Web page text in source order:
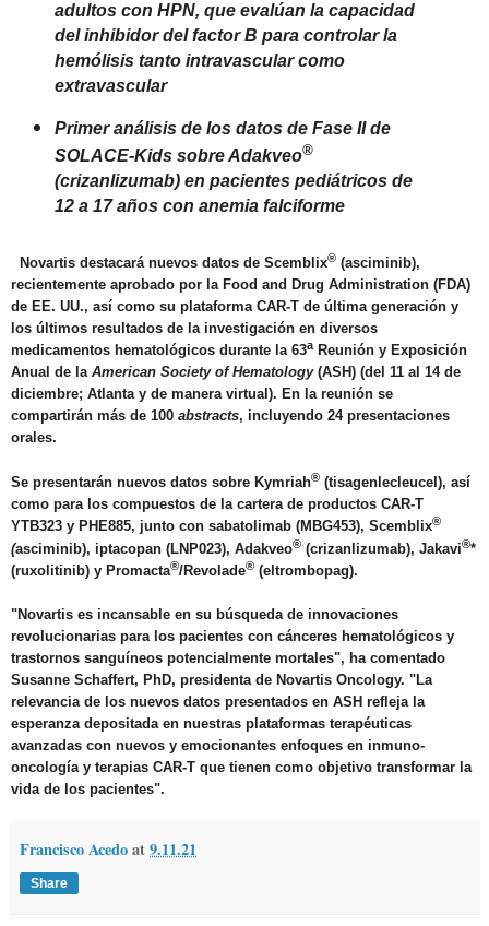
adultos con HPN, que evalúan la capacidad
del inhibidor del factor B para controlar la
hemólisis tanto intravascular como
extravascular
Primer análisis de los datos de Fase II de
SOLACE-Kids sobre Adakveo®
(crizanlizumab) en pacientes pediátricos de
12 a 17 años con anemia falciforme
Novartis destacará nuevos datos de Scemblix® (asciminib),
recientemente aprobado por la Food and Drug Administration (FDA)
de EE. UU., así como su plataforma CAR-T de última generación y
los últimos resultados de la investigación en diversos
medicamentos hematológicos durante la 63aReunión y Exposición
Anual de la American Society of Hematology(ASH) (del 11 al 14 de
diciembre; Atlanta y de manera virtual). En la reunión se
compartirán más de 100 abstracts, incluyendo 24 presentaciones
orales.
Se presentarán nuevos datos sobre Kymriah® (tisagenlecleucel), así
como para los compuestos de la cartera de productos CAR-T
YTB323 y PHE885, junto con sabatolimab (MBG453), Scemblix®
(asciminib), iptacopan (LNP023), Adakveo® (crizanlizumab), Jakavi®*
(ruxolitinib) y Promacta®/Revolade® (eltrombopag).
"Novartis es incansable en su búsqueda de innovaciones
revolucionarias para los pacientes con cánceres hematológicos y
trastornos sanguíneos potencialmente mortales", ha comentado
Susanne Schaffert, PhD, presidenta de Novartis Oncology. "La
relevancia de los nuevos datos presentados en ASH refleja la
esperanza depositada en nuestras plataformas terapéuticas
avanzadas con nuevos y emocionantes enfoques en inmuno-
oncología y terapias CAR-T que tienen como objetivo transformar la
vida de los pacientes".
Francisco Acedoat9.11.21
Share